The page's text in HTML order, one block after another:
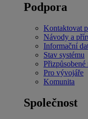
Podpora
Kontaktovat
Návody a
Informační
Stav systému
Pro vývojáře
Komunita
Společnost